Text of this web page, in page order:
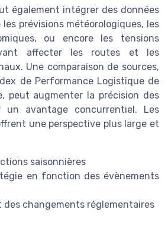
également intégrer des données
prévisions météorologiques, les
ou encore les tensions
affecter les routes et les
Une comparaison de sources,
de Performance Logistique de
peut augmenter la précision des
un avantage concurrentiel. Les
une perspective plus large et
saisonnières
en fonction des évènements
des changements réglementaires